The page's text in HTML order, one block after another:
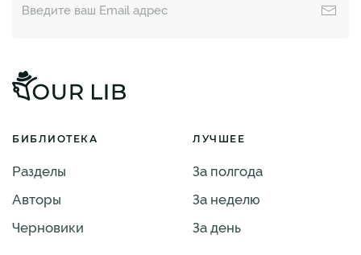
БИБЛИОТЕКА
Разделы
Авторы
Черновики
ЛУЧШЕЕ
За полгода
За неделю
За день